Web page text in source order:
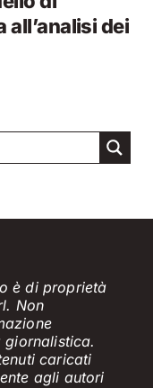
all’analisi dei
è di proprietà
Non
giornalistica.
caricati
agli autori